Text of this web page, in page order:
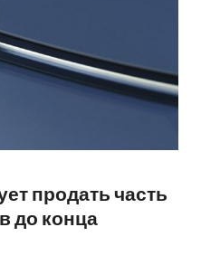
продать часть
до конца